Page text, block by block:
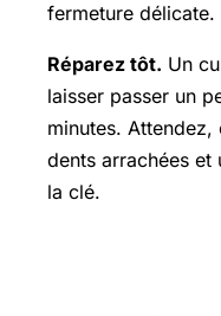
fermeture délicate.
Réparez tôt. Un
laisser passer un
minutes.
dents arrachées et
la clé.